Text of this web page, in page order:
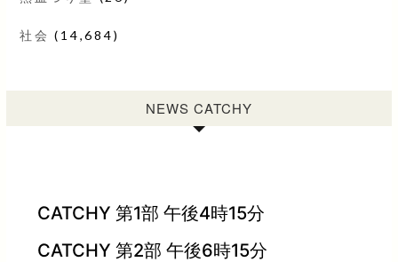
社会 (14,684)
NEWS CATCHY
CATCHY 第1部 午後4時15分
CATCHY 第2部 午後6時15分